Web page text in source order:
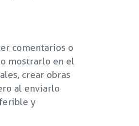
comentarios o
mostrarlo en el
crear obras
al enviarlo
y